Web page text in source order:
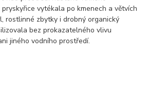
vytékala po kmenech a větvích
rostlinné zbytky i drobný organický
bez prokazatelného vlivu
jiného vodního prostředí.